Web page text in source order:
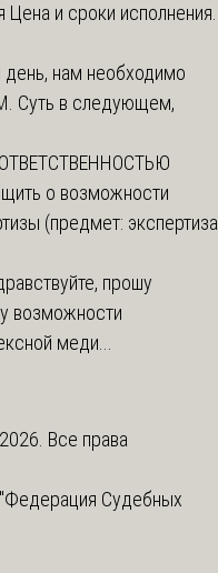
и сроки исполнения.
нам необходимо
Суть в следующем,
о возможности
(предмет: экспертиза
прошу
возможности
меди...
Все права
Судебных